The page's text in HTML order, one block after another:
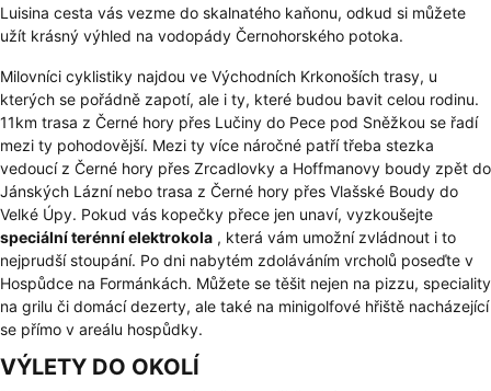
Luisina cesta vás vezme do skalnatého kaňonu, odkud si můžete
užít krásný výhled na vodopády Černohorského potoka.
Milovníci cyklistiky najdou ve Východních Krkonoších trasy, u
kterých se pořádně zapotí, ale i ty, které budou bavit celou rodinu.
11km trasa z Černé hory přes Lučiny do Pece pod Sněžkou se řadí
mezi ty pohodovější. Mezi ty více náročné patří třeba stezka
vedoucí z Černé hory přes Zrcadlovky a Hoffmanovy boudy zpět do
Jánských Lázní nebo trasa z Černé hory přes Vlašské Boudy do
Velké Úpy. Pokud vás kopečky přece jen unaví, vyzkoušejte
speciální terénní elektrokola , která vám umožní zvládnout i to
nejprudší stoupání. Po dni nabytém zdoláváním vrcholů poseďte v
Hospůdce na Formánkách. Můžete se těšit nejen na pizzu, speciality
na grilu či domácí dezerty, ale také na minigolfové hřiště nacházející
se přímo v areálu hospůdky.
VÝLETY DO OKOLÍ